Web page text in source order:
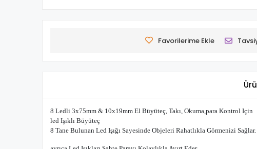
Favorilerime Ekle
8 Ledli 3x75mm & 10x19mm El Büyüteç, Takı, Okuma,para Kontrol Için
led Işıklı Büyüteç
8 Tane Bulunan Led Işığı Sayesinde Objeleri Rahatlıkla Görmenizi Sağlar.